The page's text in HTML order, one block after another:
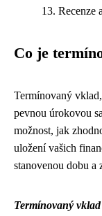
Recenze
Co je
Termínovaný
pevnou úrokovou
možnost, jak
uložení vašich
stanovenou dobu a
Termínovaný